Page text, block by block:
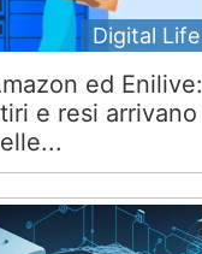
Digital Life
ed Enilive:
e resi arrivano